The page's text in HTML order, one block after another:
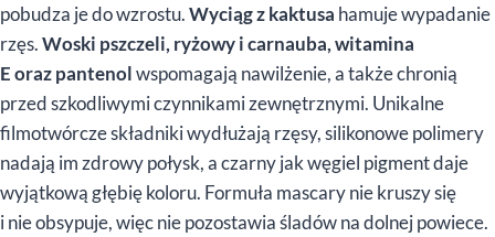
pobudza je do wzrostu.Wyciąg z kaktusa hamuje wypadanie
rzęs.Woski pszczeli, ryżowy i carnauba, witamina
E oraz pantenolwspomagają nawilżenie, a także chronią
przed szkodliwymi czynnikami zewnętrznymi. Unikalne
filmotwórcze składniki wydłużają rzęsy, silikonowe polimery
nadają im zdrowy połysk, a czarny jak węgiel pigment daje
wyjątkową głębię koloru. Formuła mascary nie kruszy się
i nie obsypuje, więc nie pozostawia śladów na dolnej powiece.